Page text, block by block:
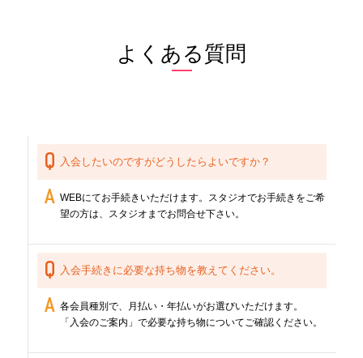
よくある質問
入会したいのですがどうしたらよいですか？
WEBにてお手続きいただけます。スタジオでお手続きをご希
望の方は、スタジオまでお問合せ下さい。
入会手続きに必要な持ち物を教えてください。
各会員種別で、月払い・年払いがお選びいただけます。
「入会のご案内」で必要な持ち物についてご確認ください。